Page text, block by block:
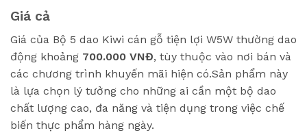
Giá cả
Giá của Bộ 5 dao Kiwi cán gỗ tiện lợi W5W thường dao
động khoảng 700.000 VNĐ, tùy thuộc vào nơi bán và
các chương trình khuyến mãi hiện có.Sản phẩm này
là lựa chọn lý tưởng cho những ai cần một bộ dao
chất lượng cao, đa năng và tiện dụng trong việc chế
biến thực phẩm hàng ngày.